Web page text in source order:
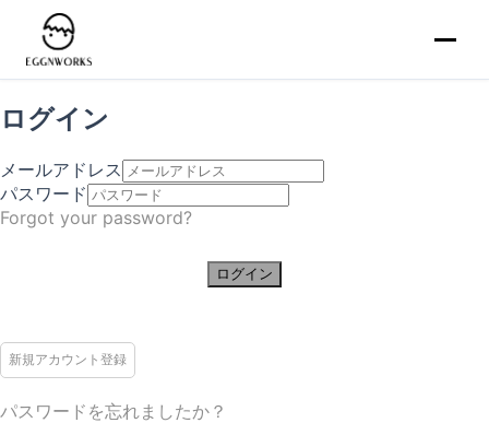
ログイン
メールアドレス
パスワード
Forgot your password?
ログイン
新規アカウント登録
パスワードを忘れましたか？